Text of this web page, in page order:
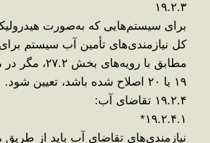
۱۹.۲.۳
برای سیستم‌هایی که به‌صورت
کل نیازمندی‌های تأمین آب سیستم
مطابق با رویه‌های بخش ۲۷.۲، مگر
۱۹ یا ۲۰ اصلاح شده باشد، تعیین شود.
۱۹.۲.۴ تقاضای آب:
۱۹.۲.۴.۱*
نیازمندی‌های تقاضای آب باید از طریق